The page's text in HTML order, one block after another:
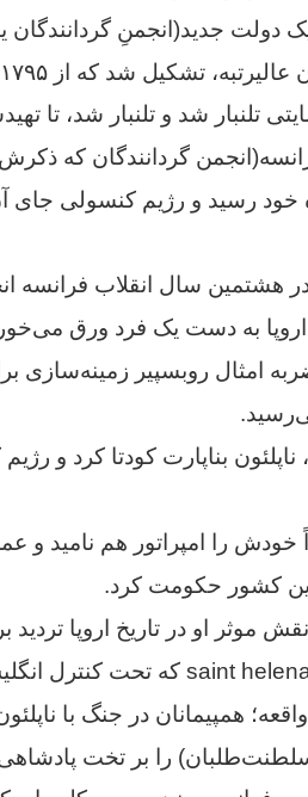
دولت جدید(انجمنِ گردانندگان
تلنبار شد و تلنبار شد، تا
خود رسید و رژیم کنسولی جای
در هشتمین سال انقلاب
اروپا به دست یک فرد ورق
امثال روبسپیر زمینه‌سازی
سال ۱۷۹۹، ناپلئون بناپارت کودتا
این کشور حکومت کرد.
نقش موثر او در تاریخ اروپا
همپیمانان در جنگ با
را بر تخت